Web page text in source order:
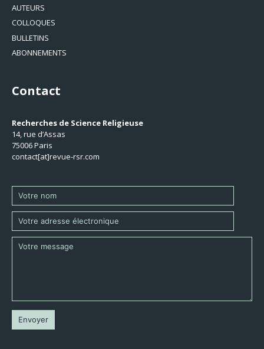
AUTEURS
COLLOQUES
BULLETINS
ABONNEMENTS
Contact
Recherches de Science Religieuse
14, rue d’Assas
75006 Paris
contact[at]revue-rsr.com